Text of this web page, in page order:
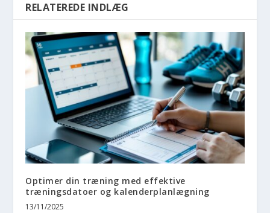
RELATEREDE INDLÆG
Optimer din træning med effektive
træningsdatoer og kalenderplanlægning
13/11/2025